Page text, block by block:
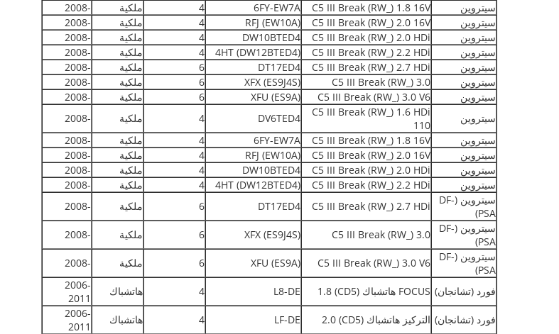
سيتروين
C5 III Break (RW_) 1.8 16V
6FY-EW7A
4 ملكية
-2008
سيتروين
C5 III Break (RW_) 2.0 16V
RFJ (EW10A)
4 ملكية
-2008
سيتروين
C5 III Break (RW_) 2.0 HDi
DW10BTED4
4 ملكية
-2008
سيتروين
C5 III Break (RW_) 2.2 HDi
4HT (DW12BTED4)
4 ملكية
-2008
سيتروين
C5 III Break (RW_) 2.7 HDi
DT17ED4
6 ملكية
-2008
سيتروين
C5 III Break (RW_) 3.0
XFX (ES9J4S)
6 ملكية
-2008
سيتروين
C5 III Break (RW_) 3.0 V6
XFU (ES9A)
6 ملكية
-2008
سيتروين
C5 III Break (RW_) 1.6 HDi
110
DV6TED4
4 ملكية
-2008
سيتروين
C5 III Break (RW_) 1.8 16V
6FY-EW7A
4 ملكية
-2008
سيتروين
C5 III Break (RW_) 2.0 16V
RFJ (EW10A)
4 ملكية
-2008
سيتروين
C5 III Break (RW_) 2.0 HDi
DW10BTED4
4 ملكية
-2008
سيتروين
C5 III Break (RW_) 2.2 HDi
4HT (DW12BTED4)
4 ملكية
-2008
سيتروين (DF-
PSA)
C5 III Break (RW_) 2.7 HDi
DT17ED4
6 ملكية
-2008
سيتروين (DF-
PSA)
C5 III Break (RW_) 3.0
XFX (ES9J4S)
6 ملكية
-2008
سيتروين (DF-
PSA)
C5 III Break (RW_) 3.0 V6
XFU (ES9A)
6 ملكية -2008
فورد (تشانجان) FOCUS هاتشباك (CD5) 1.8 L8-DE
4 هاتشباك
2006-
2011
فورد (تشانجان) التركيز هاتشباك (CD5) 2.0 LF-DE
4 هاتشباك
2006-
2011